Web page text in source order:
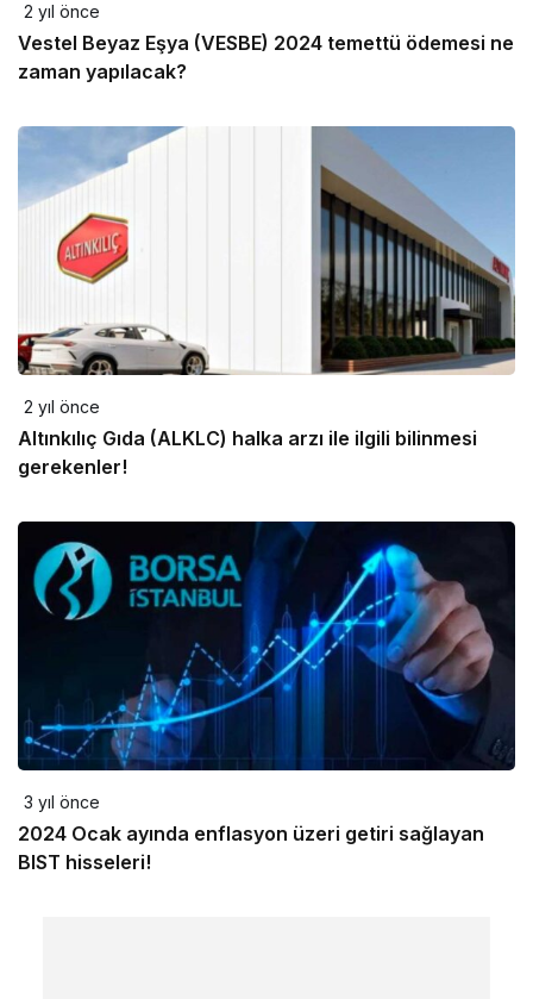
2 yıl önce
Vestel Beyaz Eşya (VESBE) 2024 temettü ödemesi ne
zaman yapılacak?
2 yıl önce
Altınkılıç Gıda (ALKLC) halka arzı ile ilgili bilinmesi
gerekenler!
3 yıl önce
2024 Ocak ayında enflasyon üzeri getiri sağlayan
BIST hisseleri!